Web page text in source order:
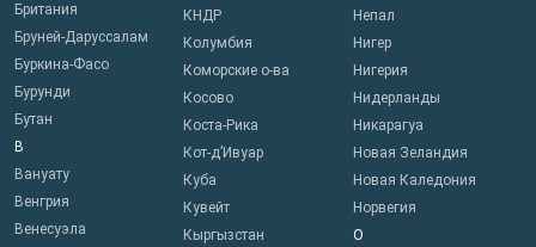
Британия
Бруней-Даруссалам
Буркина-Фасо
Бурунди
Бутан
В
Вануату
Венгрия
Венесуэла
КНДР
Колумбия
Коморские о-ва
Косово
Коста-Рика
Кот-д’Ивуар
Куба
Кувейт
Кыргызстан
Непал
Нигер
Нигерия
Нидерланды
Никарагуа
Новая Зеландия
Новая Каледония
Норвегия
О